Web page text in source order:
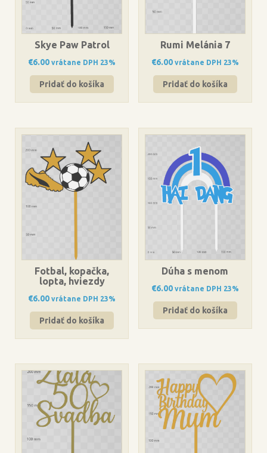
Skye Paw Patrol
€6.00 vrátane DPH 23%
Pridať do košíka
Rumi Melánia 7
€6.00 vrátane DPH 23%
Pridať do košíka
Fotbal, kopačka,
lopta, hviezdy
€6.00 vrátane DPH 23%
Pridať do košíka
Dúha s menom
€6.00 vrátane DPH 23%
Pridať do košíka